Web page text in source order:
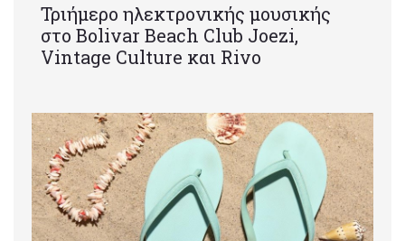
Τριήμερο ηλεκτρονικής μουσικής
στο Bolivar Beach Club Joezi,
Vintage Culture και Rivo